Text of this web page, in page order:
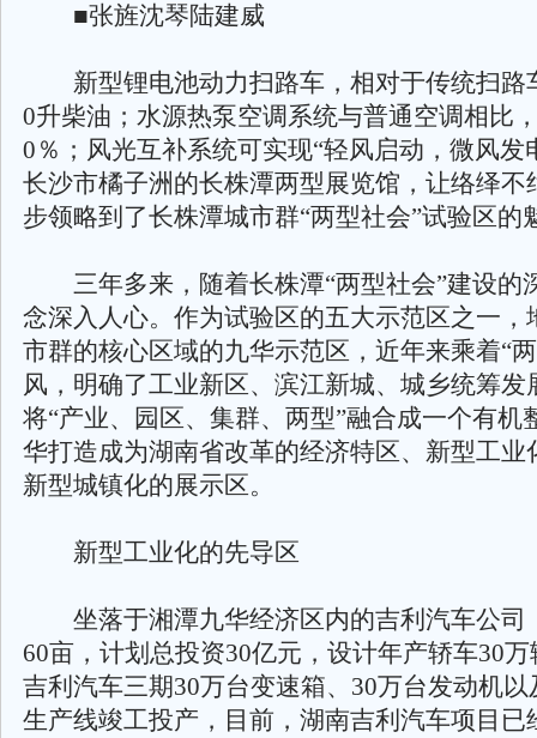
■张旌沈琴陆建威
新型锂电池动力扫路车，相对于传统扫路
0升柴油；水源热泵空调系统与普通空调相比
0％；风光互补系统可实现“轻风启动，微风
长沙市橘子洲的长株潭两型展览馆，让络绎不
步领略到了长株潭城市群“两型社会”试验区的
三年多来，随着长株潭“两型社会”建设的
念深入人心。作为试验区的五大示范区之一，
市群的核心区域的九华示范区，近年来乘着“
风，明确了工业新区、滨江新城、城乡统筹发
将“产业、园区、集群、两型”融合成一个有机
华打造成为湖南省改革的经济特区、新型工业
新型城镇化的展示区。
新型工业化的先导区
坐落于湘潭九华经济区内的吉利汽车公司
60亩，计划总投资30亿元，设计年产轿车30
吉利汽车三期30万台变速箱、30万台发动机以
生产线竣工投产，目前，湖南吉利汽车项目已